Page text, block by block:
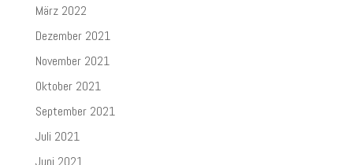
März 2022
Dezember 2021
November 2021
Oktober 2021
September 2021
Juli 2021
Juni 2021